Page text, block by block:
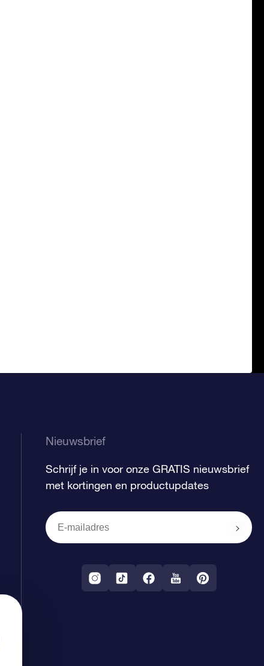
Nieuwsbrief
Schrijf je in voor onze GRATIS nieuwsbrief
met kortingen en productupdates